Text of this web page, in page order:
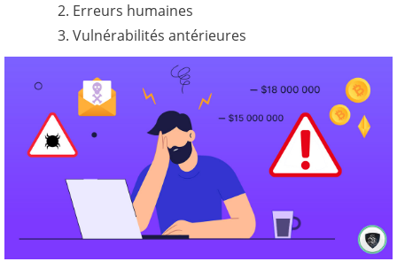
Erreurs humaines
Vulnérabilités antérieures